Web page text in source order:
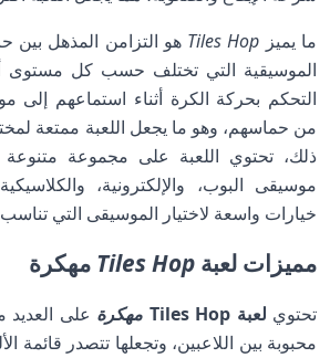
ما يميز Tiles Hop هو التزامن المذهل بين
الموسيقية التي تختلف حسب كل مستوى أو
التحكم بحركة الكرة أثناء استماعهم إلى
من حماسهم، وهو ما يجعل اللعبة ممتعة
ذلك، تحتوي اللعبة على مجموعة
موسيقى البوب، والإلكترونية،
خيارات واسعة لاختيار الموسيقى التي
مميزات لعبة Tiles Hop مهكرة
تحتوي لعبة Tiles Hop مهكرة على العديد
محبوبة بين اللاعبين، وتجعلها تتصدر قائمة